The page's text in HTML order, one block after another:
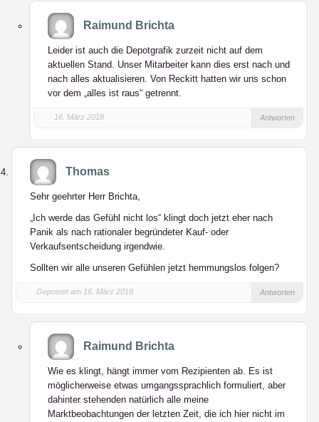
Raimund Brichta
Leider ist auch die Depotgrafik zurzeit nicht auf dem
aktuellen Stand. Unser Mitarbeiter kann dies erst nach und
nach alles aktualisieren. Von Reckitt hatten wir uns schon
vor dem „alles ist raus“ getrennt.
16. März 2018 Antworten
Thomas
Sehr geehrter Herr Brichta,
„Ich werde das Gefühl nicht los“ klingt doch jetzt eher nach
Panik als nach rationaler begründeter Kauf- oder
Verkaufsentscheidung irgendwie.
Sollten wir alle unseren Gefühlen jetzt hemmungslos folgen?
Gepostet am 16. März 2018 Antworten
Raimund Brichta
Wie es klingt, hängt immer vom Rezipienten ab. Es ist
möglicherweise etwas umgangssprachlich formuliert, aber
dahinter stehenden natürlich alle meine
Marktbeobachtungen der letzten Zeit, die ich hier nicht im